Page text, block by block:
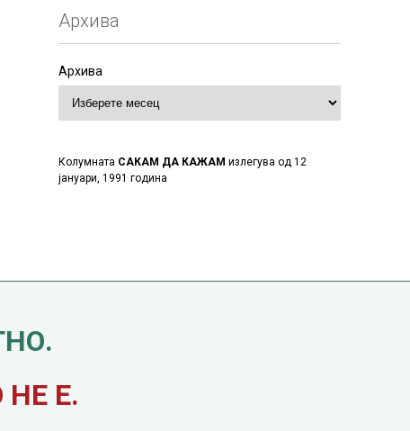
Архива
Архива
Колумната САКАМ ДА КАЖАМ излегува од 12
јануари, 1991 година
Е.